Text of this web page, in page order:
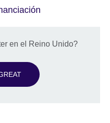
en el Reino Unido?